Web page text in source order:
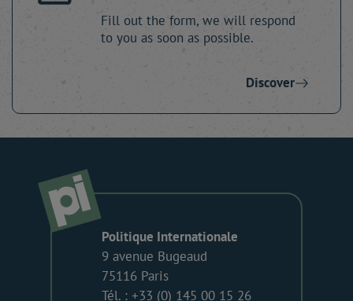
Fill out the form, we will respond
to you as soon as possible.
Discover
Politique Internationale
9 avenue Bugeaud
75116 Paris
Tél. : +33 (0) 145 00 15 26